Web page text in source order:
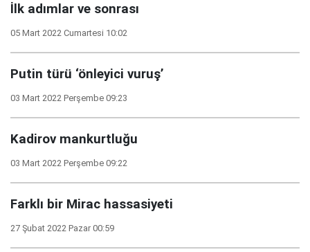
İlk adımlar ve sonrası
05 Mart 2022 Cumartesi 10:02
Putin türü ‘önleyici vuruş’
03 Mart 2022 Perşembe 09:23
Kadirov mankurtluğu
03 Mart 2022 Perşembe 09:22
Farklı bir Mirac hassasiyeti
27 Şubat 2022 Pazar 00:59